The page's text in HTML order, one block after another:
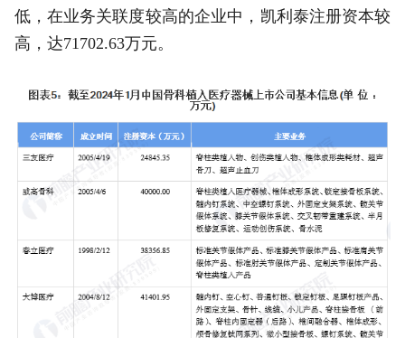
低，在业务关联度较高的企业中，凯利泰注册资本较
高，达71702.63万元。